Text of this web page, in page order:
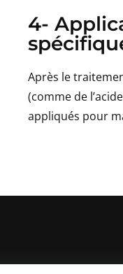
4-
Après le
(comme de
appliqués pour